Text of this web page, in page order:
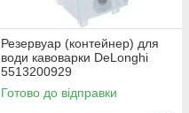
Резервуар (контейнер) для
води кавоварки DeLonghi
5513200929
Готово до відправки